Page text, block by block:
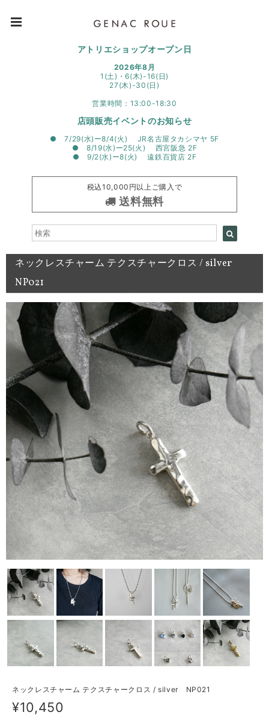
アトリエショップオープン日
2026年8月
1(土)・6(木)-16(日)
27(木)-30(日)
営業時間：13:00-18:30
店頭販売イベントのお知らせ
● 7/29(水)ー8/4(火) JR名古屋タカシマヤ 5F
● 8/19(水)ー25(火) 西宮阪急 2F
● 9/2(水)ー8(火) 遠鉄百貨店 2F
税込10,000円以上ご購入で
送料無料
ネックレスチャーム テクスチャークロス / silver
NP021
ネックレスチャーム テクスチャークロス / silver NP021
¥10,450